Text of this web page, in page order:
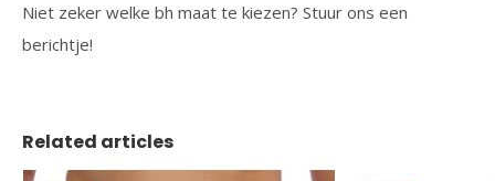
Niet zeker welke bh maat te kiezen? Stuur ons een
berichtje!
Related articles